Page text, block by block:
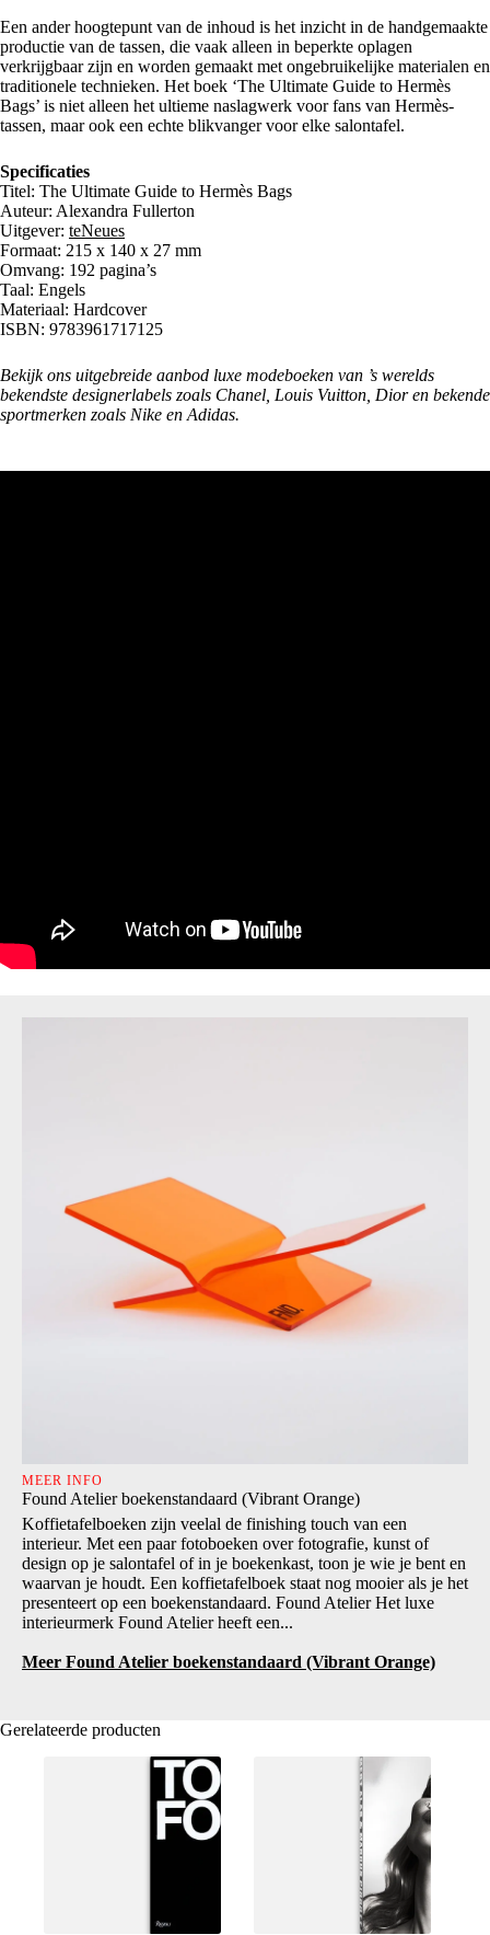
Een ander hoogtepunt van de inhoud is het inzicht in de handgemaakte
productie van de tassen, die vaak alleen in beperkte oplagen
verkrijgbaar zijn en worden gemaakt met ongebruikelijke materialen en
traditionele technieken. Het boek ‘The Ultimate Guide to Hermès
Bags’ is niet alleen het ultieme naslagwerk voor fans van Hermès-
tassen, maar ook een echte blikvanger voor elke salontafel.
Specificaties
Titel: The Ultimate Guide to Hermès Bags
Auteur: Alexandra Fullerton
Uitgever: teNeues
Formaat: 215 x 140 x 27 mm
Omvang: 192 pagina’s
Taal: Engels
Materiaal: Hardcover
ISBN: 9783961717125
Bekijk ons uitgebreide aanbod luxe modeboeken van ’s werelds
bekendste designerlabels zoals Chanel, Louis Vuitton, Dior en bekende
sportmerken zoals Nike en Adidas.
MEER INFO
Found Atelier boekenstandaard (Vibrant Orange)
Koffietafelboeken zijn veelal de finishing touch van een
interieur. Met een paar fotoboeken over fotografie, kunst of
design op je salontafel of in je boekenkast, toon je wie je bent en
waarvan je houdt. Een koffietafelboek staat nog mooier als je het
presenteert op een boekenstandaard. Found Atelier Het luxe
interieurmerk Found Atelier heeft een...
Meer Found Atelier boekenstandaard (Vibrant Orange)
Gerelateerde producten